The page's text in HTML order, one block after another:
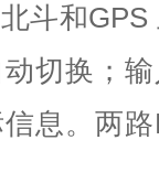
斗和GPS
切换；
息。两路